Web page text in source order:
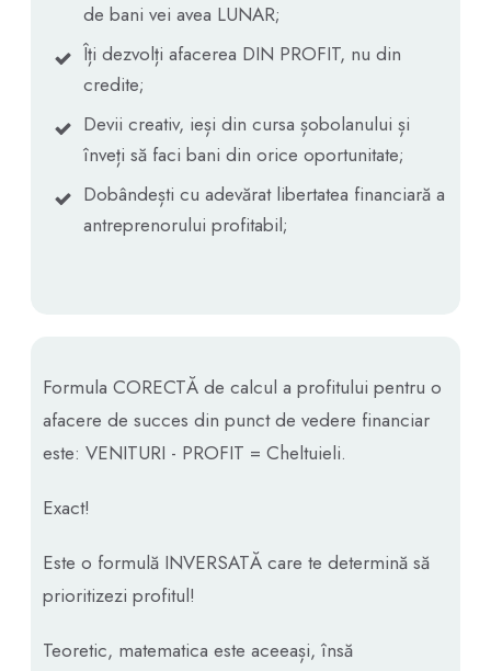
de bani vei avea LUNAR;
Îți dezvolți afacerea DIN PROFIT, nu din
credite;
Devii creativ, ieși din cursa șobolanului și
înveți să faci bani din orice oportunitate;
Dobândești cu adevărat libertatea financiară a
antreprenorului profitabil;
Formula CORECTĂ de calcul a profitului pentru o
afacere de succes din punct de vedere financiar
este: VENITURI - PROFIT = Cheltuieli.
Exact!
Este o formulă INVERSATĂ care te determină să
prioritizezi profitul!
Teoretic, matematica este aceeași, însă